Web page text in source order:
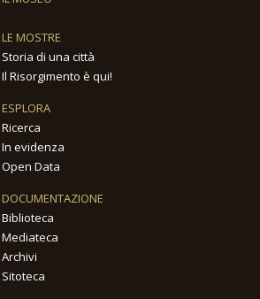
LE MOSTRE
Storia di una città
Il Risorgimento è qui!
ESPLORA
Ricerca
In evidenza
Open Data
DOCUMENTAZIONE
Biblioteca
Mediateca
Archivi
Sitoteca